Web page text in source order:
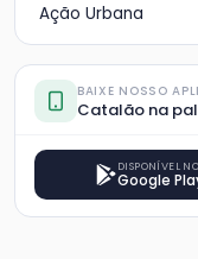
Ação Urbana
BAIXE NOSSO
Catalão na
DISPONÍVEL NO
Google